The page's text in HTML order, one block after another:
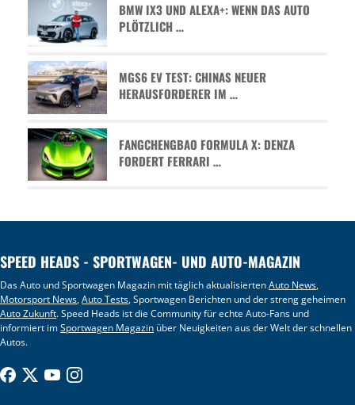
BMW IX3 UND ALEXA+: WENN DAS AUTO
PLÖTZLICH …
MGS6 EV TEST: CHINAS NEUER
HERAUSFORDERER IM …
FANGCHENGBAO FORMULA X: DENZA
FORDERT FERRARI …
SPEED HEADS - SPORTWAGEN- UND AUTO-MAGAZIN
Das Auto und Sportwagen Magazin mit täglich aktualisiertenAuto News,
Motorsport News,Auto Tests, Sportwagen Berichten und der streng geheimen
Auto Zukunft. Speed Heads ist die Community für echte Auto-Fans und
informiert imSportwagen Magazin über Neuigkeiten aus der Welt der schnellen
Autos.